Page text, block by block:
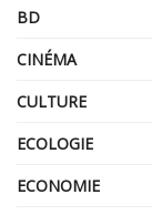
BD
CINÉMA
CULTURE
ECOLOGIE
ECONOMIE